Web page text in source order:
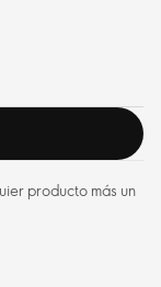
producto más un